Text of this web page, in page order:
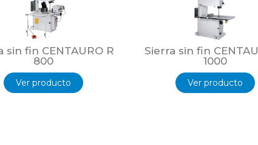
sin fin CENTAURO R
800
Ver producto
Sierra sin fin
1000
Ver producto